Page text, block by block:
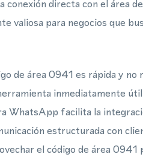
directa con el área
valiosa para negocios que
de área 0941 es rápida y no
inmediatamente
WhatsApp facilita la
estructurada con
el código de área 0941